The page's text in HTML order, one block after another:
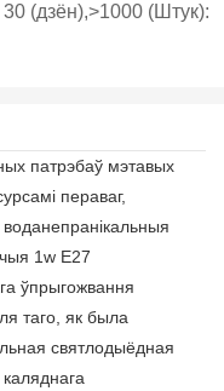
(дзён),>1000 (Штук):
патрэбаў мэтавых
пераваг,
1w E27
ўпрыгожвання
таго, як была
святлодыёдная